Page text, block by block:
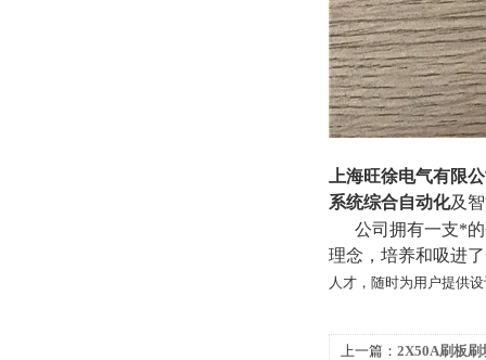
上海旺徐电气有限
系统综合自动化及
公司拥有一支*的
理念，培养和吸进
人才，随时为用户提供
上一篇： 2X50A刷板刷